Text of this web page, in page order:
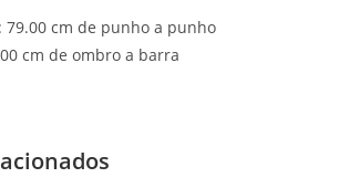
79.00 cm de punho a punho
cm de ombro a barra